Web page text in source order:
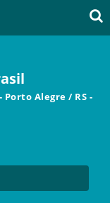
- Porto Alegre / RS -